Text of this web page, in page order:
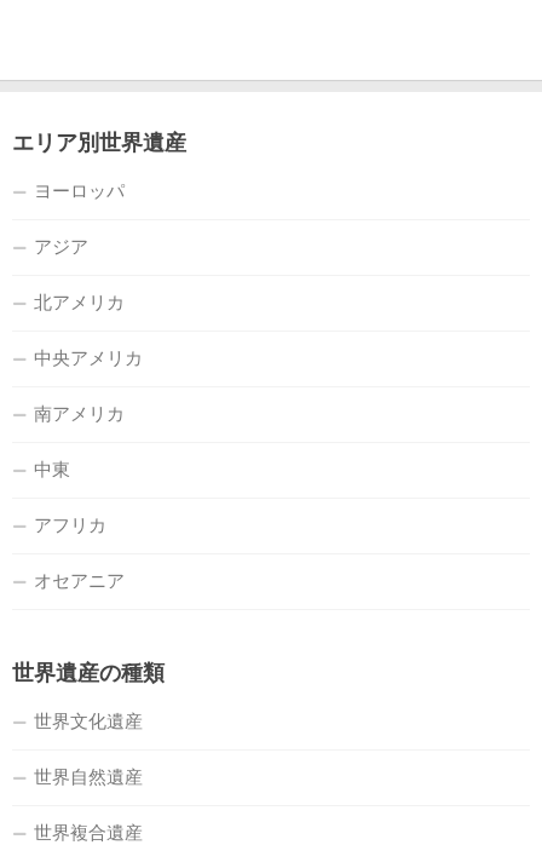
エリア別世界遺産
ヨーロッパ
アジア
北アメリカ
中央アメリカ
南アメリカ
中東
アフリカ
オセアニア
世界遺産の種類
世界文化遺産
世界自然遺産
世界複合遺産